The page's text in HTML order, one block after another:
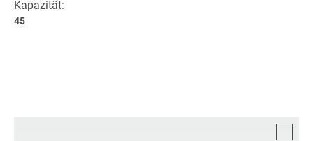
Kapazität:
45